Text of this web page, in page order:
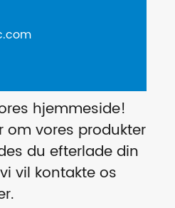
hjemmeside!
om vores produkter
du efterlade din
vil kontakte os